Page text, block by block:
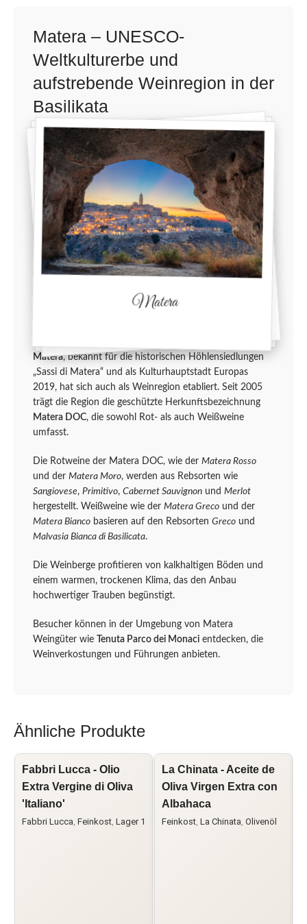
Matera – UNESCO-
Weltkulturerbe und
aufstrebende Weinregion in der
Basilikata
Matera, bekannt für die historischen Höhlensiedlungen
„Sassi di Matera“ und als Kulturhauptstadt Europas
2019, hat sich auch als Weinregion etabliert. Seit 2005
trägt die Region die geschützte Herkunftsbezeichnung
Matera DOC, die sowohl Rot- als auch Weißweine
umfasst.
Die Rotweine der Matera DOC, wie der Matera Rosso
und der Matera Moro, werden aus Rebsorten wie
Sangiovese, Primitivo, Cabernet Sauvignon und Merlot
hergestellt. Weißweine wie der Matera Greco und der
Matera Bianco basieren auf den Rebsorten Greco und
Malvasia Bianca di Basilicata.
Die Weinberge profitieren von kalkhaltigen Böden und
einem warmen, trockenen Klima, das den Anbau
hochwertiger Trauben begünstigt.
Besucher können in der Umgebung von Matera
Weingüter wie Tenuta Parco dei Monaci entdecken, die
Weinverkostungen und Führungen anbieten.
Matera
Ähnliche Produkte
Fabbri Lucca - Olio
Extra Vergine di Oliva
'Italiano'
Fabbri Lucca Feinkost Lager 1
La Chinata - Aceite de
Oliva Virgen Extra con
Albahaca
Feinkost La Chinata Olivenöl